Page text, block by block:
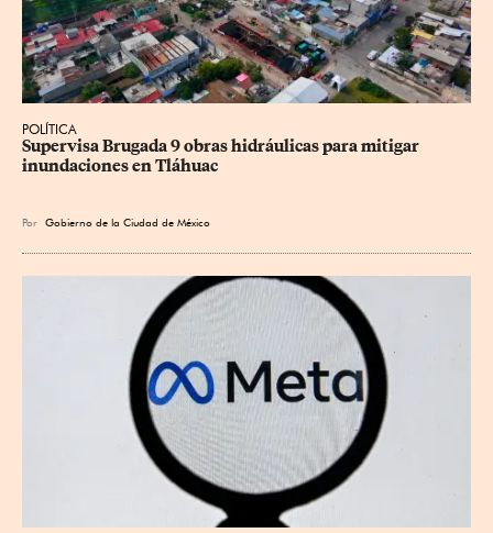
POLÍTICA
Supervisa Brugada 9 obras hidráulicas para mitigar
inundaciones en Tláhuac
Por Gobierno de la Ciudad de México